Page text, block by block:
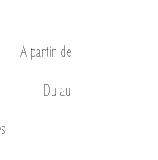
À partir de
Du au